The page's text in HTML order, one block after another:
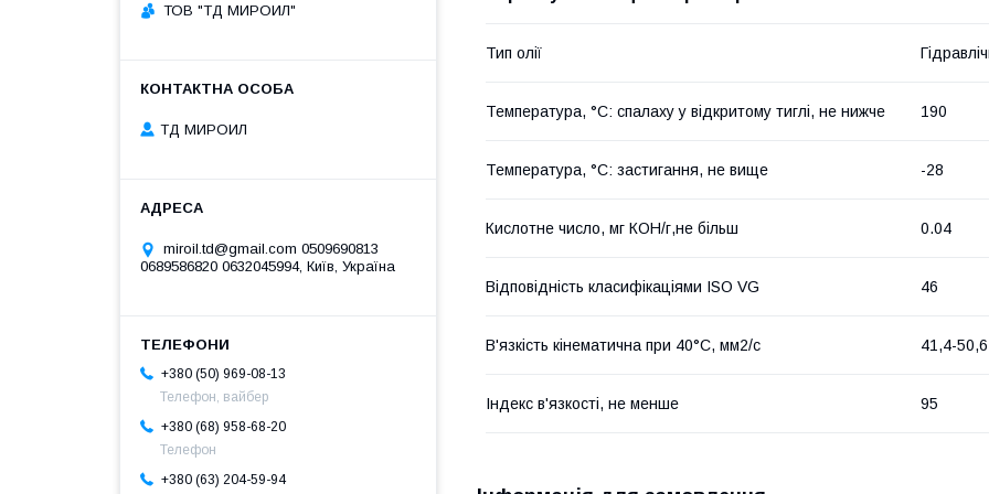
Тип олії
Температура, °С: спалаху у відкритому тиглі, не нижче 190
Температура, °С: застигання, не вище -28
Кислотне число, мг КОН/г,не більш 0.04
Відповідність класифікаціями ISO VG 46
В'язкість кінематична при 40°С, мм2/с 41,4-50,6
Індекс в'язкості, не менше 95
ТОВ "ТД МИРОИЛ"
ТД МИРОИЛ
miroil.td@gmail.com 0509690813
0689586820 0632045994, Київ, Україна
+380 (50) 969-08-13
Телефон, вайбер
+380 (68) 958-68-20
Телефон
+380 (63) 204-59-94